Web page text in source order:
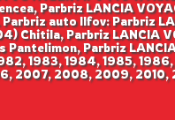
Parbriz LANCIA
auto Ilfov: Parbriz
Chitila, Parbriz LANCIA
Parbriz
1983, 1984, 1985,
2008, 2009, 2010,